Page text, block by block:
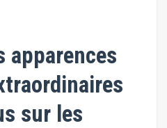
apparences
sur les